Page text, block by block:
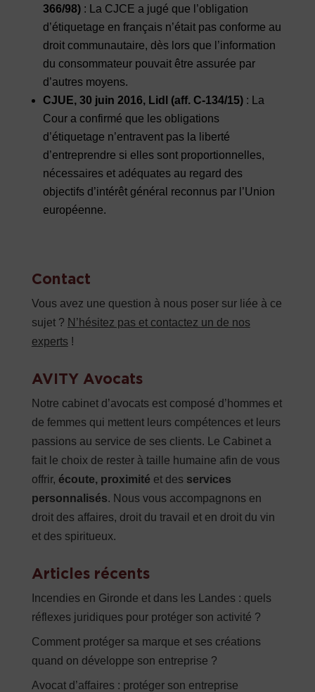
366/98): La CJCE a jugé que l’obligation
d’étiquetage en français n’était pas conforme au
droit communautaire, dès lors que l’information
du consommateur pouvait être assurée par
d’autres moyens.
CJUE, 30 juin 2016, Lidl (aff. C-134/15): La
Cour a confirmé que les obligations
d’étiquetage n’entravent pas la liberté
d’entreprendre si elles sont proportionnelles,
nécessaires et adéquates au regard des
objectifs d’intérêt général reconnus par l’Union
européenne.
Contact
Vous avez une question à nous poser sur liée à ce
sujet ? N’hésitez pas et contactez un de nos
experts !
AVITY Avocats
Notre cabinet d’avocats est composé d’hommes et
de femmes qui mettent leurs compétences et leurs
passions au service de ses clients. Le Cabinet a
fait le choix de rester à taille humaine afin de vous
offrir, écoute, proximité et des services
personnalisés. Nous vous accompagnons en
droit des affaires, droit du travail et en droit du vin
et des spiritueux.
Articles récents
Incendies en Gironde et dans les Landes : quels
réflexes juridiques pour protéger son activité ?
Comment protéger sa marque et ses créations
quand on développe son entreprise ?
Avocat d’affaires : protéger son entreprise